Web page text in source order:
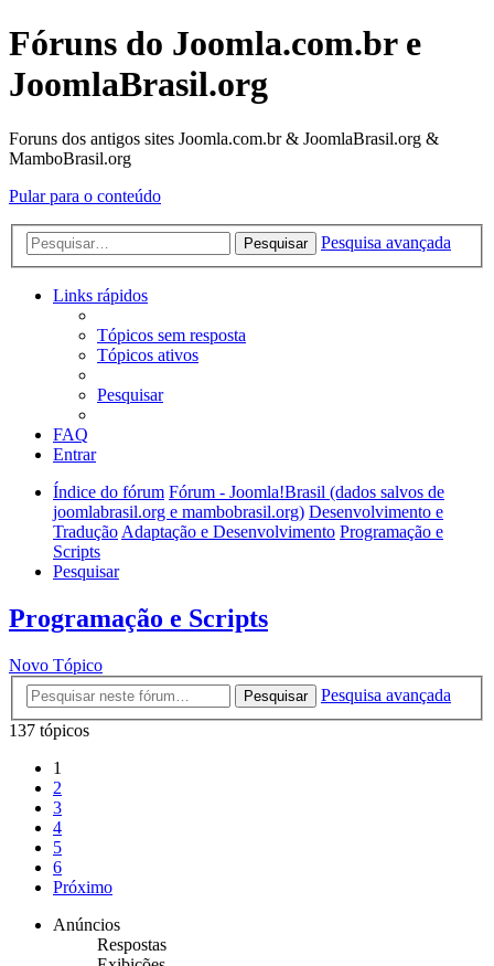
Fóruns do Joomla.com.br e
JoomlaBrasil.org
Foruns dos antigos sites Joomla.com.br & JoomlaBrasil.org &
MamboBrasil.org
Pular para o conteúdo
Pesquisar Pesquisa avançada
Links rápidos
Tópicos sem resposta
Tópicos ativos
Pesquisar
FAQ
Entrar
Índice do fórum Fórum - Joomla!Brasil (dados salvos de
joomlabrasil.org e mambobrasil.org) Desenvolvimento e
TraduçãoAdaptação e Desenvolvimento Programação e
Scripts
Pesquisar
Programação e Scripts
Novo Tópico
Pesquisar
Pesquisa avançada
137 tópicos
1
2
3
4
5
6
Próximo
Anúncios
Respostas